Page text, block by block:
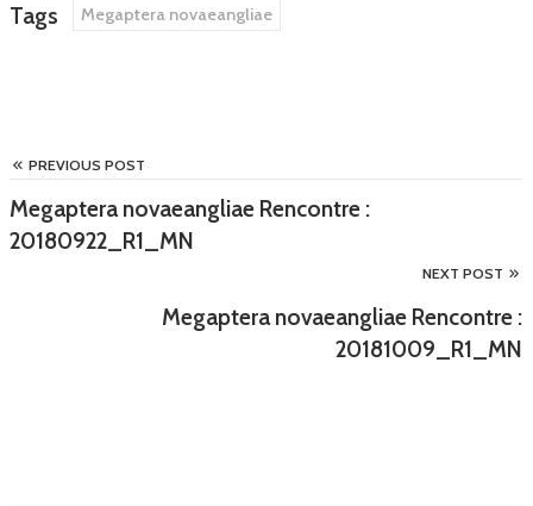
Tags Megaptera novaeangliae
PREVIOUS POST
Megaptera novaeangliae Rencontre :
20180922_R1_MN
NEXT POST
Megaptera novaeangliae Rencontre :
20181009_R1_MN